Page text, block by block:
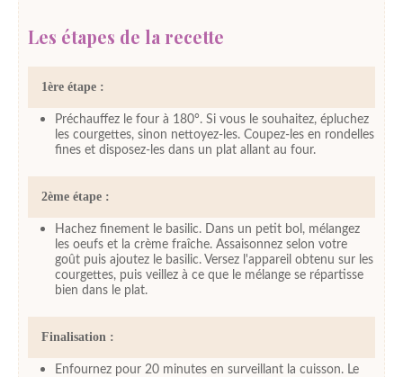
Les étapes de la recette
1ère étape :
Préchauffez le four à 180°. Si vous le souhaitez, épluchez
les courgettes, sinon nettoyez-les. Coupez-les en rondelles
fines et disposez-les dans un plat allant au four.
2ème étape :
Hachez finement le basilic. Dans un petit bol, mélangez
les oeufs et la crème fraîche. Assaisonnez selon votre
goût puis ajoutez le basilic. Versez l'appareil obtenu sur les
courgettes, puis veillez à ce que le mélange se répartisse
bien dans le plat.
Finalisation :
Enfournez pour 20 minutes en surveillant la cuisson. Le